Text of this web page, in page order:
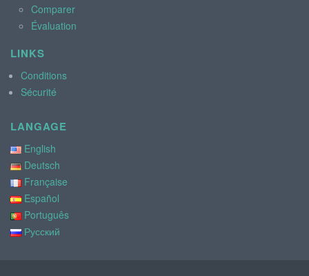
Comparer
Évaluation
LINKS
Conditions
Sécurité
LANGAGE
English
Deutsch
Française
Español
Português
Русский